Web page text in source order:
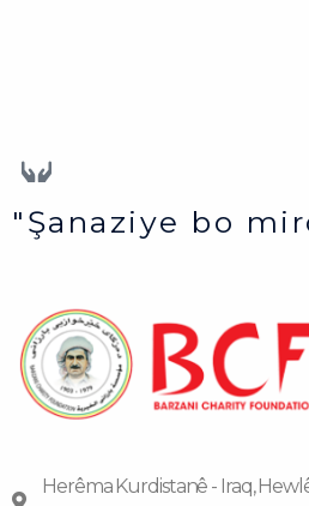
"Şanaziye bo
Herêma Kurdistanê - Iraq,